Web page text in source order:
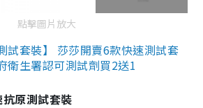
點擊圖片放大
試套裝】 莎莎開賣6款快速測試套
衛生署認可測試劑買2送1
原測試套裝